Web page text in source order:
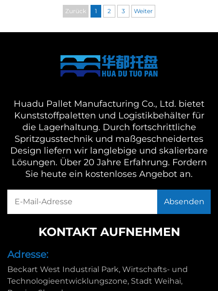
Zurück 1 2 3 Weiter
Huadu Pallet Manufacturing Co., Ltd. bietet
Kunststoffpaletten und Logistikbehälter für
die Lagerhaltung. Durch fortschrittliche
Spritzgusstechnik und maßgeschneidertes
Design liefern wir langlebige und skalierbare
Lösungen. Über 20 Jahre Erfahrung. Fordern
Sie heute ein kostenloses Angebot an.
KONTAKT AUFNEHMEN
Adresse:
Beckart West Industrial Park, Wirtschafts- und
Technologieentwicklungszone, Stadt Weihai,